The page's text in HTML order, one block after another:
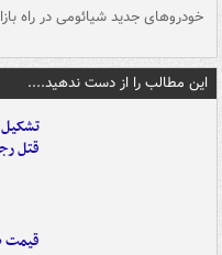
خودروهای جدید شیائومی در راه
این مطالب را از دست ندهید....
تشکیل
قتل
قیمت